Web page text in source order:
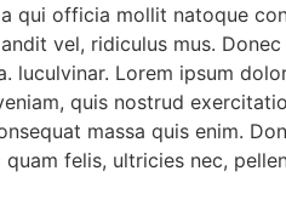
qui officia mollit natoque
vel, ridiculus mus.
luculvinar. Lorem ipsum
quis nostrud
massa quis enim.
felis, ultricies nec,